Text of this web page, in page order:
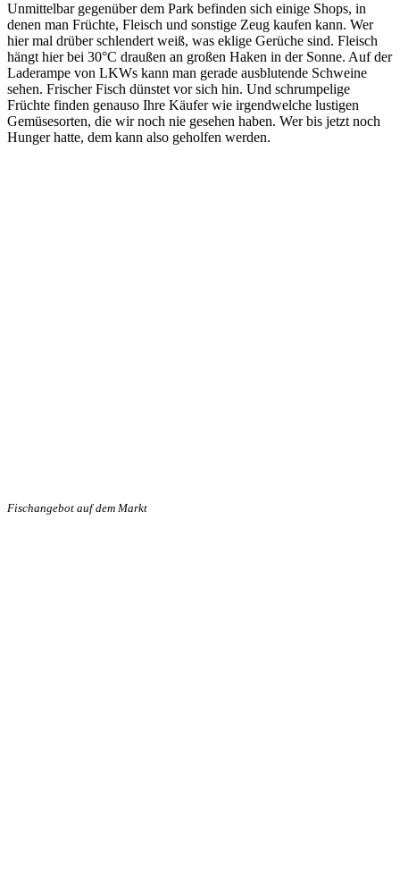
Unmittelbar gegenüber dem Park befinden sich einige Shops, in
denen man Früchte, Fleisch und sonstige Zeug kaufen kann. Wer
hier mal drüber schlendert weiß, was eklige Gerüche sind. Fleisch
hängt hier bei 30°C draußen an großen Haken in der Sonne. Auf der
Laderampe von LKWs kann man gerade ausblutende Schweine
sehen. Frischer Fisch dünstet vor sich hin. Und schrumpelige
Früchte finden genauso Ihre Käufer wie irgendwelche lustigen
Gemüsesorten, die wir noch nie gesehen haben. Wer bis jetzt noch
Hunger hatte, dem kann also geholfen werden.
Fischangebot auf dem Markt